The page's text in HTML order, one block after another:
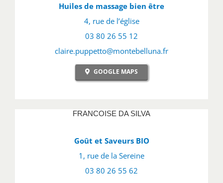
Huiles de massage bien être
4, rue de l’église
03 80 26 55 12
claire.puppetto@montebelluna.fr
GOOGLE MAPS
FRANCOISE DA SILVA
Goût et Saveurs BIO
1, rue de la Sereine
03 80 26 55 62